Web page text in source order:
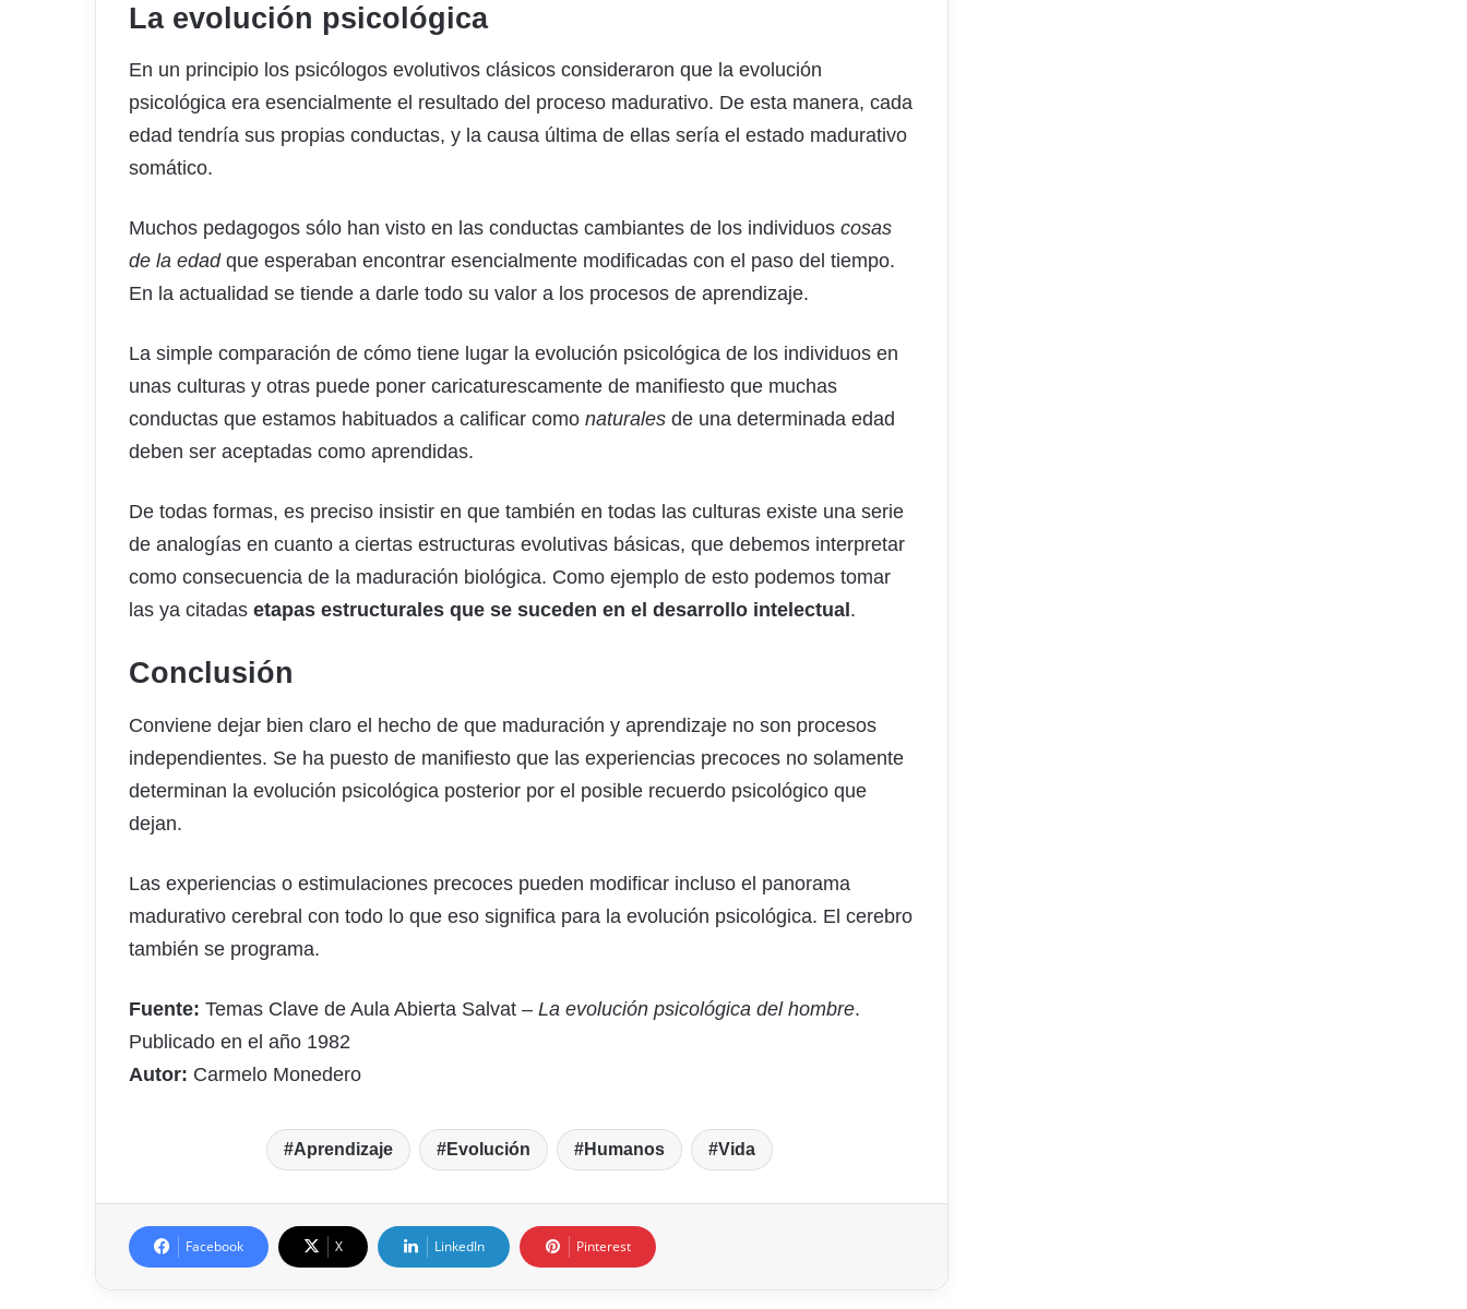
La evolución psicológica
En un principio los psicólogos evolutivos clásicos consideraron que la evolución
psicológica era esencialmente el resultado del proceso madurativo. De esta manera, cada
edad tendría sus propias conductas, y la causa última de ellas sería el estado madurativo
somático.
Muchos pedagogos sólo han visto en las conductas cambiantes de los individuos cosas
de la edadque esperaban encontrar esencialmente modificadas con el paso del tiempo.
En la actualidad se tiende a darle todo su valor a los procesos de aprendizaje.
La simple comparación de cómo tiene lugar la evolución psicológica de los individuos en
unas culturas y otras puede poner caricaturescamente de manifiesto que muchas
conductas que estamos habituados a calificar como naturales de una determinada edad
deben ser aceptadas como aprendidas.
De todas formas, es preciso insistir en que también en todas las culturas existe una serie
de analogías en cuanto a ciertas estructuras evolutivas básicas, que debemos interpretar
como consecuencia de la maduración biológica. Como ejemplo de esto podemos tomar
las ya citadas etapas estructurales que se suceden en el desarrollo intelectual .
Conclusión
Conviene dejar bien claro el hecho de que maduración y aprendizaje no son procesos
independientes. Se ha puesto de manifiesto que las experiencias precoces no solamente
determinan la evolución psicológica posterior por el posible recuerdo psicológico que
dejan.
Las experiencias o estimulaciones precoces pueden modificar incluso el panorama
madurativo cerebral con todo lo que eso significa para la evolución psicológica. El cerebro
también se programa.
Fuente: Temas Clave de Aula Abierta Salvat – La evolución psicológica del hombre.
Publicado en el año 1982
Autor: Carmelo Monedero
Aprendizaje Evolución Humanos Vida
Facebook X LinkedIn Pinterest